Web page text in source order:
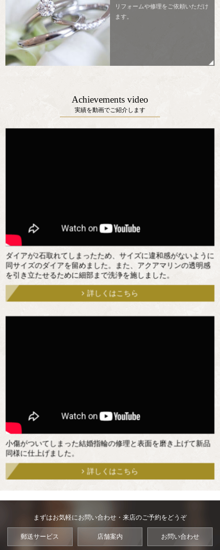
リフォームや修理をご依頼いただけ
ます。
Achievements video
実績を動画でご紹介します
ダイアが2石取れてしまったため、サイズに違和感がないように
同サイズのダイアを留めました。また、アクアマリンの透明感
を引き立たせるために細部まで洗浄を施しました。
詳しくはこちら
小傷がついてしまった結婚指輪の修理と表面を磨き上げて新品
同様に仕上げました。
詳しくはこちら
まずはお気軽にお問い合わせ・来店のご予約をどうぞ
郵送サービス 店舗案内 お問い合わせ